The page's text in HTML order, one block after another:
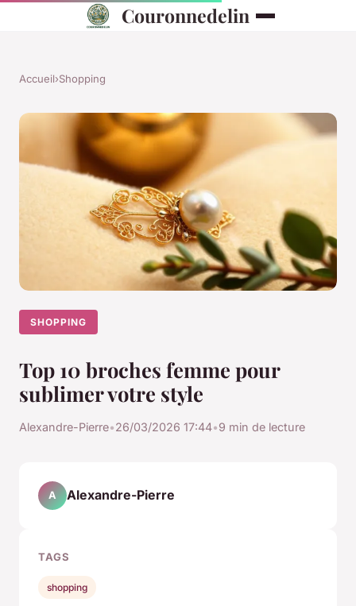
Couronnedelin
Accueil›Shopping
SHOPPING
Top 10 broches femme pour
sublimer votre style
Alexandre-Pierre•26/03/2026 17:44•9 min de lecture
A Alexandre-Pierre
TAGS
shopping